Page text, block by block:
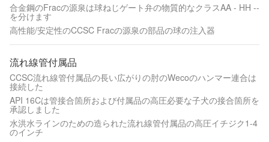
合金鋼のFracの源泉は球ねじゲート弁の物質的なクラスAA - HH --
を分けます
高性能/安定性のCCSC Fracの源泉の部品の球の注入器
流れ線管付属品
CCSC流れ線管付属品の長い広がりの肘のWecoのハンマー連合は
接続した
API 16Cは管接合箇所および付属品の高圧必要な子犬の接合箇所を
承認しました
水洪水ラインのための造られた流れ線管付属品の高圧イチジク1-4
のインチ